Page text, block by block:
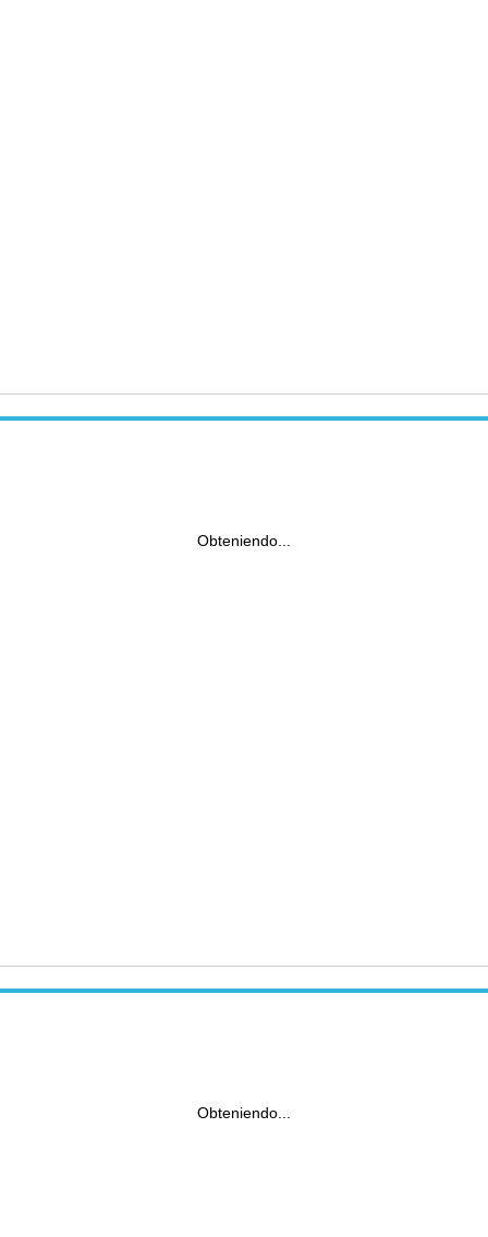
Obteniendo...
Obteniendo...